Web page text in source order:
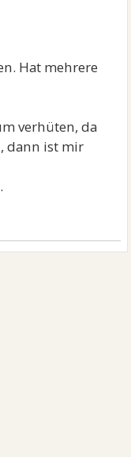
Hat mehrere
verhüten, da
dann ist mir